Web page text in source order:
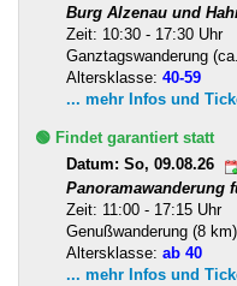
Burg Alzenau und
Zeit: 10:30 - 17:30 Uhr
Ganztagswanderung
Altersklasse: 40-59
... mehr Infos und
🟢 Findet garantiert statt
Datum: So, 09.08.26
Panoramawanderung
Zeit: 11:00 - 17:15 Uhr
Genußwanderung (8 km)
Altersklasse: ab 40
... mehr Infos und